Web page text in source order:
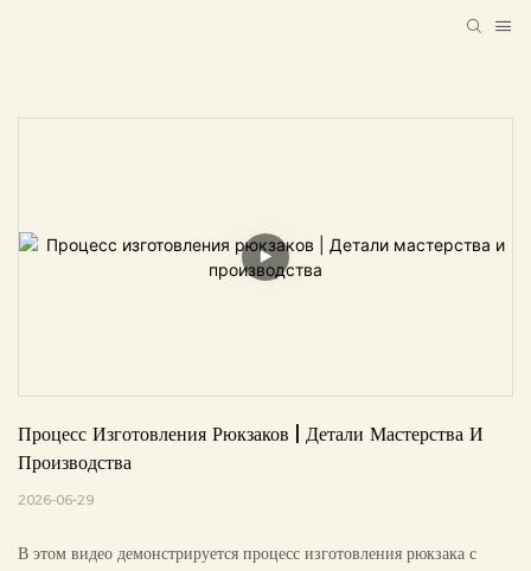
Процесс Изготовления Рюкзаков | Детали Мастерства И
Производства
2026-06-29
В этом видео демонстрируется процесс изготовления рюкзака с